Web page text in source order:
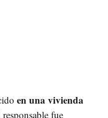
en una vivienda
fue